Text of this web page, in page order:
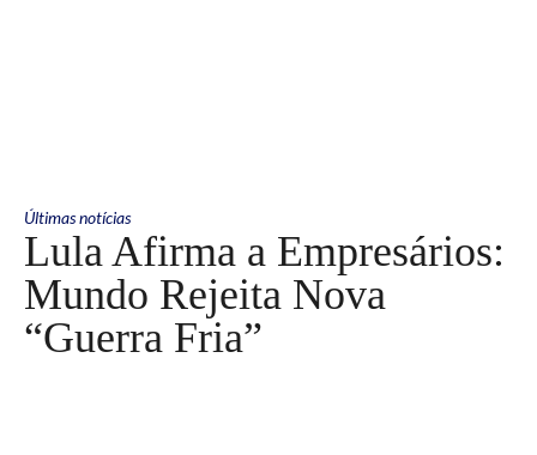
Últimas notícias
Lula Afirma a Empresários:
Mundo Rejeita Nova
“Guerra Fria”